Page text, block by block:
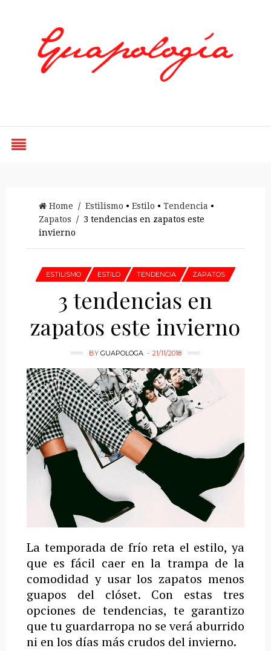
Home / Estilismo • Estilo • Tendencia •
Zapatos / 3 tendencias en zapatos este
invierno
ESTILISMO ESTILO TENDENCIA ZAPATOS
3 tendencias en
zapatos este invierno
BYGUAPOLOGA 21/11/2018
La temporada de frío reta el estilo, ya
que es fácil caer en la trampa de la
comodidad y usar los zapatos menos
guapos del clóset. Con estas tres
opciones de tendencias, te garantizo
que tu guardarropa no se verá aburrido
ni en los días más crudos del invierno.